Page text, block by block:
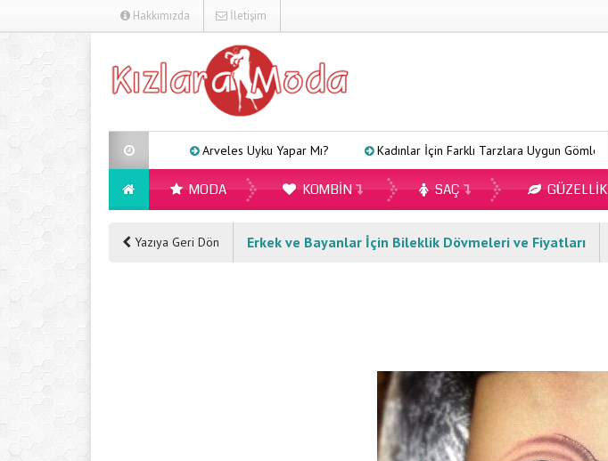
Hakkımızda İletişim
Arveles Uyku Yapar Mı? Kadınlar İçin Farklı Tarzlara Uygun Gömlek Modelleri
MODA KOMBIN SAÇ GÜZELLIK
Yazıya Geri Dön Erkek ve Bayanlar İçin Bileklik Dövmeleri ve Fiyatları